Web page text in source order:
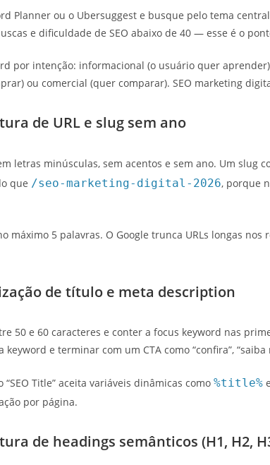
Planner ou o Ubersuggest e busque pelo tema
e dificuldade de SEO abaixo de 40 — esse é o
por intenção: informacional (o usuário quer
ou comercial (quer comparar). SEO marketing
de URL e slug sem ano
letras minúsculas, sem acentos e sem ano. Um slug
que /seo-marketing-digital-2026, porque
máximo 5 palavras. O Google trunca URLs longas
de título e meta description
50 e 60 caracteres e conter a focus keyword nas
e terminar com um CTA como “confira”,
“SEO Title” aceita variáveis dinâmicas como %title%e
por página.
de headings semânticos (H1, H2,